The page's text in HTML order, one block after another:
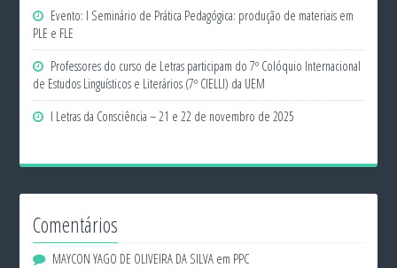
Evento: I Seminário de Prática Pedagógica: produção de materiais em
PLE e FLE
Professores do curso de Letras participam do 7º Colóquio Internacional
de Estudos Linguísticos e Literários (7º CIELLI) da UEM
I Letras da Consciência – 21 e 22 de novembro de 2025
Comentários
MAYCON YAGO DE OLIVEIRA DA SILVA em PPC